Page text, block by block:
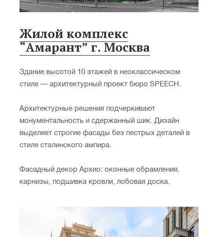
Жилой комплекс
“Амарант” г. Москва
Здание высотой 10 этажей в неоклассическом
стиле — архитектурный проект бюро SPEECH.
Архитектурные решения подчеркивают
монументальность и сдержанный шик. Дизайн
выделяет строгие фасады без пестрых деталей в
стиле сталинского ампира.
Фасадный декор Архио: оконные обрамления,
карнизы, подшивка кровли, лобовая доска.